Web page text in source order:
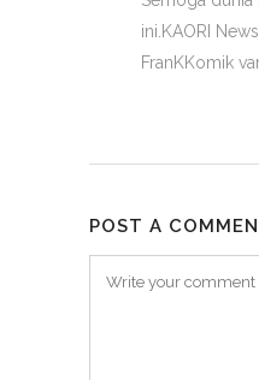
ini.KAORI
FranKKomik
POST A